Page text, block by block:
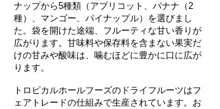
ナップから5種類（アプリコット、バナナ（2
種）、マンゴー、パイナップル）を選びまし
た。袋を開けた途端、フルーティな甘い香りが
広がります。甘味料や保存料を含まない果実だ
けの甘みや酸味は、噛むほどに豊かに口に広が
ります。
トロピカルホールフーズのドライフルーツはフ
ェアトレードの仕組みで生産されています。お